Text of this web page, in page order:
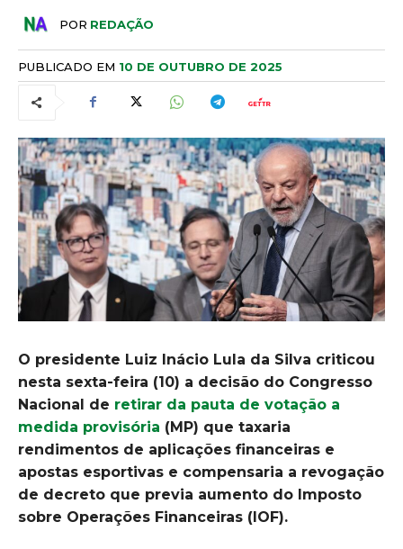
POR REDAÇÃO
PUBLICADO EM 10 DE OUTUBRO DE 2025
O presidente Luiz Inácio Lula da Silva criticou
nesta sexta-feira (10) a decisão do Congresso
Nacional de retirar da pauta de votação a
medida provisória (MP) que taxaria
rendimentos de aplicações financeiras e
apostas esportivas e compensaria a revogação
de decreto que previa aumento do Imposto
sobre Operações Financeiras (IOF).